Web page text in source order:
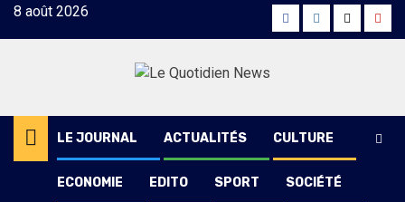
Skip8 août 2026 FacebookInstagram
Twitter
LE JOURNAL ACTUALITÉS CULTURE
ECONOMIE EDITO SPORT SOCIÉTÉ